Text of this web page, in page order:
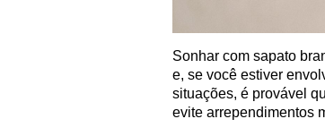
Sonhar com sapato
e, se você estiver
situações, é provável
evite arrependimentos